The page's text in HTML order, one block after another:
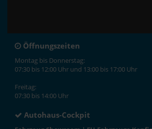
Öffnungszeiten
Montag bis Donnerstag:
07:30 bis 12:00 Uhr und 13:00 bis 17:00 Uhr
Freitag:
07:30 bis 14:00 Uhr
Autohaus-Cockpit